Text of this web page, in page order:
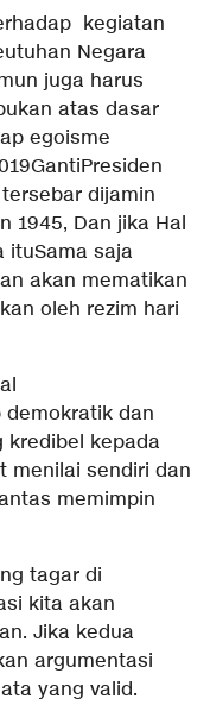
kegiatan
Negara
juga harus
atas dasar
egoisme
dijamin
1945, Dan jika Hal
ituSama saja
akan mematikan
oleh rezim hari
dan
kepada
menilai sendiri dan
memimpin
tagar di
kita akan
Jika kedua
argumentasi
yang valid.